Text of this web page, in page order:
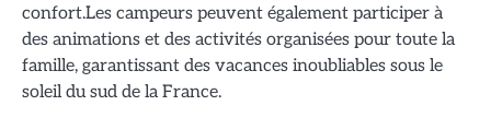
confort.Les campeurs peuvent également participer à
des animations et des activités organisées pour toute la
famille, garantissant des vacances inoubliables sous le
soleil du sud de la France.